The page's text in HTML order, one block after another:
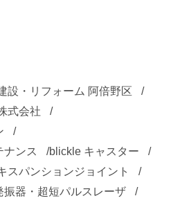
設・リフォーム 阿倍野区
式会社
ナンス
blickle キャスター
スパンションジョイント
振器・超短パルスレーザ